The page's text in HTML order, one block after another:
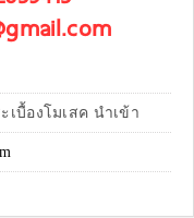
เบื้องโมเสค นำเข้า